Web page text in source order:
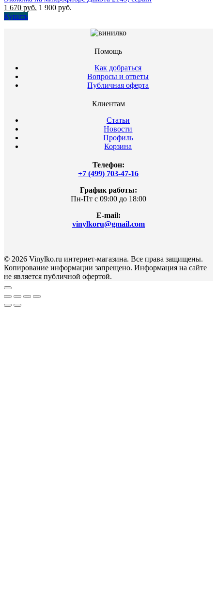
1 670 руб. 1 900руб.
Купить
Помощь
Как добраться
Вопросы и ответы
Публичная оферта
Клиентам
Статьи
Новости
Профиль
Корзина
Телефон:
+7 (499) 703-47-16
График работы:
Пн-Пт с 09:00 до 18:00
E-mail:
vinylkoru@gmail.com
© 2026 Vinylko.ru интернет-магазина. Все права защищены.
Копирование информации запрещено. Информация на сайте
не является публичной офертой.